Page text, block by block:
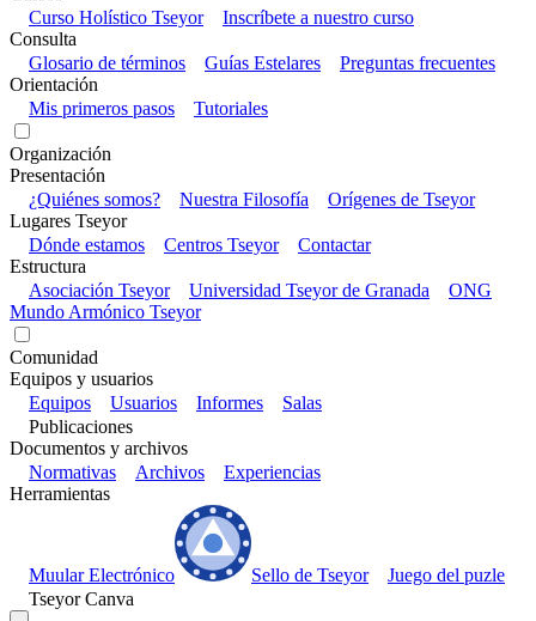
Curso Holístico Tseyor
Inscríbete a nuestro curso
Consulta
Glosario de términos
Guías Estelares
Preguntas frecuentes
Orientación
Mis primeros pasos
Tutoriales
Organización
Presentación
¿Quiénes somos?
Nuestra Filosofía
Orígenes de Tseyor
Lugares Tseyor
Dónde estamos
Centros Tseyor
Contactar
Estructura
Asociación Tseyor
Universidad Tseyor de Granada
ONG
Mundo Armónico Tseyor
Comunidad
Equipos y usuarios
Equipos
Usuarios Informes
Salas
Publicaciones
Documentos y archivos
Normativas
Archivos
Experiencias
Herramientas
Muular Electrónico Sello de Tseyor
Juego del puzle
Tseyor Canva